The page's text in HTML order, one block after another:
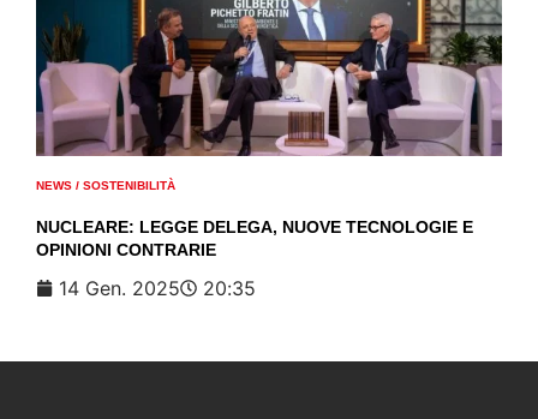
NEWS / SOSTENIBILITÀ
NUCLEARE: LEGGE DELEGA, NUOVE TECNOLOGIE E
OPINIONI CONTRARIE
14 Gen. 2025 20:35